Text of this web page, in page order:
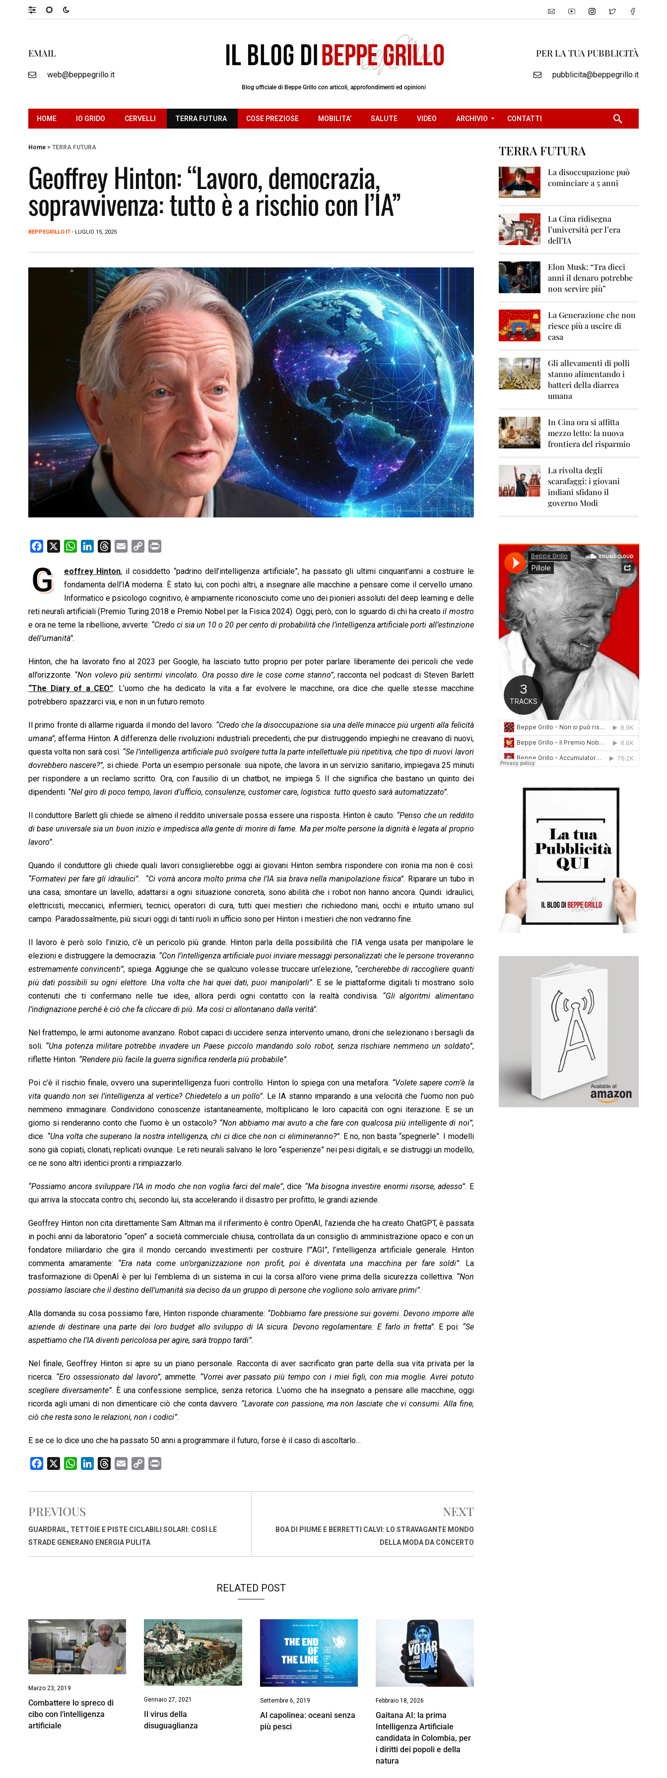
EMAIL
web@beppegrillo.it
Blog ufficiale di Beppe Grillo con articoli, approfondimenti ed opinioni
PER LA TUA PUBBLICITÀ
pubblicita@beppegrillo.it
HOME IO GRIDO CERVELLI TERRA FUTURA COSE PREZIOSE MOBILITA’ SALUTE VIDEO ARCHIVIO
2
0
8
2
0
0
9
2
0
1
0
2
0
1
1
2
0
1
2
2
0
4
0
0
6
CONTATTI
Home > TERRA FUTURA
Geoffrey Hinton: “Lavoro, democrazia,
sopravvivenza: tutto è a rischio con l’IA”
BEPPEGRILLO.IT - LUGLIO 15, 2025
c
e
o
o
k
W
a
t
s
A
p
n
k
e
d
I
r
e
a
d
s
a
i
l
p
y
L
i
n
i
n
t
G eoffrey Hinton, il cosiddetto “padrino dell’intelligenza artificiale”, ha passato gli ultimi cinquant’anni a costruire le
fondamenta dell’IA moderna. È stato lui, con pochi altri, a insegnare alle macchine a pensare come il cervello umano.
Informatico e psicologo cognitivo, è ampiamente riconosciuto come uno dei pionieri assoluti del deep learning e delle
reti neurali artificiali (Premio Turing 2018 e Premio Nobel per la Fisica 2024). Oggi, però, con lo sguardo di chi ha creatoil mostro
e ora ne teme la ribellione, avverte: “Credo ci sia un 10 o 20 per cento di probabilità che l’intelligenza artificiale porti all’estinzione
dell’umanità”.
Hinton, che ha lavorato fino al 2023 per Google, ha lasciato tutto proprio per poter parlare liberamente dei pericoli che vede
all’orizzonte. “Non volevo più sentirmi vincolato. Ora posso dire le cose come stanno”, racconta nel podcast di Steven Barlett
“The Diary of a CEO”. L’uomo che ha dedicato la vita a far evolvere le macchine, ora dice che quelle stesse macchine
potrebbero spazzarci via, e non in un futuro remoto.
Il primo fronte di allarme riguarda il mondo del lavoro. “Credo che la disoccupazione sia una delle minacce più urgenti alla felicità
umana”, afferma Hinton. A differenza delle rivoluzioni industriali precedenti, che pur distruggendo impieghi ne creavano di nuovi,
questa volta non sarà così. “Se l’intelligenza artificiale può svolgere tutta la parte intellettuale più ripetitiva, che tipo di nuovi lavori
dovrebbero nascere?”, si chiede. Porta un esempio personale: sua nipote, che lavora in un servizio sanitario, impiegava 25 minuti
per rispondere a un reclamo scritto. Ora, con l’ausilio di un chatbot, ne impiega 5. Il che significa che bastano un quinto dei
dipendenti. “Nel giro di poco tempo, lavori d’ufficio, consulenze, customer care, logistica: tutto questo sarà automatizzato”.
Il conduttore Barlett gli chiede se almeno il reddito universale possa essere una risposta. Hinton è cauto: “Penso che un reddito
di base universale sia un buon inizio e impedisca alla gente di morire di fame. Ma per molte persone la dignità è legata al proprio
lavoro”.
Quando il conduttore gli chiede quali lavori consiglierebbe oggi ai giovani Hinton sembra rispondere con ironia ma non è così:
“Formatevi per fare gli idraulici”.
“Ci vorrà ancora molto prima che l’IA sia brava nella manipolazione fisica”. Riparare un tubo in
una casa, smontare un lavello, adattarsi a ogni situazione concreta, sono abilità che i robot non hanno ancora. Quindi: idraulici,
elettricisti, meccanici, infermieri, tecnici, operatori di cura, tutti quei mestieri che richiedono mani, occhi e intuito umano sul
campo. Paradossalmente, più sicuri oggi di tanti ruoli in ufficio sono per Hinton i mestieri che non vedranno fine.
Il lavoro è però solo l’inizio, c’è un pericolo più grande. Hinton parla della possibilità che l’IA venga usata per manipolare le
elezioni e distruggere la democrazia. “Con l’intelligenza artificiale puoi inviare messaggi personalizzati che le persone troveranno
estremamente convincenti”, spiega. Aggiunge che se qualcuno volesse truccare un’elezione, “cercherebbe di raccogliere quanti
più dati possibili su ogni elettore. Una volta che hai quei dati, puoi manipolarli”. E se le piattaforme digitali ti mostrano solo
contenuti che ti confermano nelle tue idee, allora perdi ogni contatto con la realtà condivisa. “Gli algoritmi alimentano
l’indignazione perché è ciò che fa cliccare di più. Ma così ci allontanano dalla verità”.
Nel frattempo, le armi autonome avanzano. Robot capaci di uccidere senza intervento umano, droni che selezionano i bersagli da
soli. “Una potenza militare potrebbe invadere un Paese piccolo mandando solo robot, senza rischiare nemmeno un soldato”,
riflette Hinton. “Rendere più facile la guerra significa renderla più probabile”.
Poi c’è il rischio finale, ovvero una superintelligenza fuori controllo. Hinton lo spiega con una metafora: “Volete sapere com’è la
vita quando non sei l’intelligenza al vertice? Chiedetelo a un pollo”. Le IA stanno imparando a una velocità che l’uomo non può
nemmeno immaginare. Condividono conoscenze istantaneamente, moltiplicano le loro capacità con ogni iterazione. E se un
giorno si renderanno conto che l’uomo è un ostacolo? “Non abbiamo mai avuto a che fare con qualcosa più intelligente di noi”,
dice. “Una volta che superano la nostra intelligenza, chi ci dice che non ci elimineranno?”. E no, non basta “spegnerle”. I modelli
sono già copiati, clonati, replicati ovunque. Le reti neurali salvano le loro “esperienze” nei pesi digitali, e se distruggi un modello,
ce ne sono altri identici pronti a rimpiazzarlo.
“Possiamo ancora sviluppare l’IA in modo che non voglia farci del male”, dice “Ma bisogna investire enormi risorse, adesso”. E
qui arriva la stoccata contro chi, secondo lui, sta accelerando il disastro per profitto, le grandi aziende.
Geoffrey Hinton non cita direttamente Sam Altman ma il riferimento è contro OpenAI, l’azienda che ha creato ChatGPT, è passata
in pochi anni da laboratorio “open” a società commerciale chiusa, controllata da un consiglio di amministrazione opaco e con un
fondatore miliardario che gira il mondo cercando investimenti per costruire l’”AGI”, l’intelligenza artificiale generale. Hinton
commenta amaramente: “Era nata come un’organizzazione non profit, poi è diventata una macchina per fare soldi”. La
trasformazione di OpenAI è per lui l’emblema di un sistema in cui la corsa all’oro viene prima della sicurezza collettiva. “Non
possiamo lasciare che il destino dell’umanità sia deciso da un gruppo di persone che vogliono solo arrivare primi”.
Alla domanda su cosa possiamo fare, Hinton risponde chiaramente: “Dobbiamo fare pressione sui governi. Devono imporre alle
aziende di destinare una parte dei loro budget allo sviluppo di IA sicura. Devono regolamentare. E farlo in fretta”. E poi: “Se
aspettiamo che l’IA diventi pericolosa per agire, sarà troppo tardi”.
Nel finale, Geoffrey Hinton si apre su un piano personale. Racconta di aver sacrificato gran parte della sua vita privata per la
ricerca. “Ero ossessionato dal lavoro”, ammette. “Vorrei aver passato più tempo con i miei figli, con mia moglie. Avrei potuto
scegliere diversamente”. È una confessione semplice, senza retorica. L’uomo che ha insegnato a pensare alle macchine, oggi
ricorda agli umani di non dimenticare ciò che conta davvero. “Lavorate con passione, ma non lasciate che vi consumi. Alla fine,
ciò che resta sono le relazioni, non i codici”.
E se ce lo dice uno che ha passato 50 anni a programmare il futuro, forse è il caso di ascoltarlo…
c
b
o
o
W
a
s
A
p
n
d
I
r
d
s
a
p
i
n
i
PREVIOUS
GUARDRAIL, TETTOIE E PISTE CICLABILI SOLARI: COSÌ LE
STRADE GENERANO ENERGIA PULITA
NEXT
BOA DI PIUME E BERRETTI CALVI: LO STRAVAGANTE MONDO
DELLA MODA DA CONCERTO
RELATED POST
Marzo 23, 2019
Combattere lo spreco di
cibo con l’intelligenza
artificiale
Gennaio 27, 2021
Il virus della
disuguaglianza
Settembre 6, 2019
Al capolinea: oceani senza
più pesci
Febbraio 18, 2026
Gaitana AI: la prima
Intelligenza Artificiale
candidata in Colombia, per
i diritti dei popoli e della
natura
TERRA FUTURA
La disoccupazione può
cominciare a 5 anni
La Cina ridisegna
l’università per l’era
dell’IA
Elon Musk: “Tra dieci
anni il denaro potrebbe
non servire più”
La Generazione che non
riesce più a uscire di
casa
Gli allevamenti di polli
stanno alimentando i
batteri della diarrea
umana
In Cina ora si affitta
mezzo letto: la nuova
frontiera del risparmio
La rivolta degli
scarafaggi: i giovani
indiani sfidano il
governo Modi